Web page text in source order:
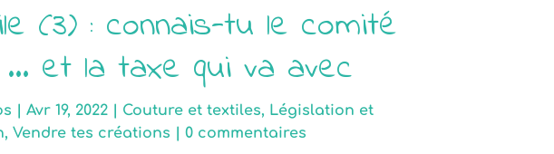
(3) : connais-tu le comité
… et la taxe qui va avec
|Avr 19, 2022 Couture et textiles, Législation et
, Vendre tes créations 0 commentaires